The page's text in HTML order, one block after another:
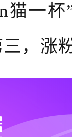
猫一
，涨